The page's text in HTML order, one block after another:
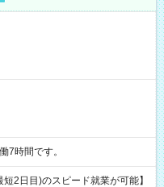
実働7時間です。
2日目)のスピード就業が可能】